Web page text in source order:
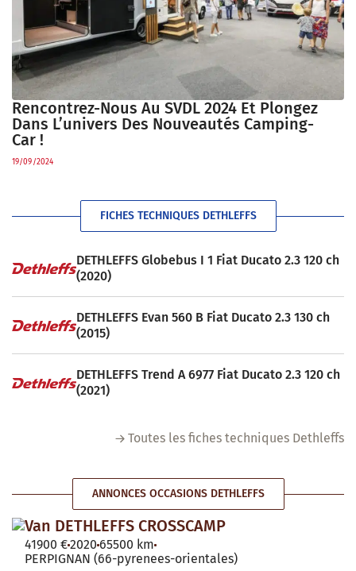
Rencontrez-Nous Au SVDL 2024 Et Plongez
Dans L’univers Des Nouveautés Camping-
Car !
19/09/2024
FICHES TECHNIQUES DETHLEFFS
DETHLEFFS Globebus I 1 Fiat Ducato 2.3 120 ch
(2020)
DETHLEFFS Evan 560 B Fiat Ducato 2.3 130 ch
(2015)
DETHLEFFS Trend A 6977 Fiat Ducato 2.3 120 ch
(2021)
Toutes les fiches techniques Dethleffs
ANNONCES OCCASIONS DETHLEFFS
Van DETHLEFFS CROSSCAMP
41900 €2020 65500 km
PERPIGNAN (66-pyrenees-orientales)